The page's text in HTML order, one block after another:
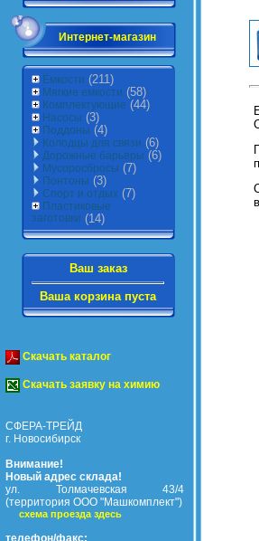
Интернет-магазин
Ёмкости (211)
Мягкие емкости (58)
Комплектующие (44)
Насосы (3)
Поддоны (4)
Колодцы для связи (6)
Дорожные барьеры (6)
Мусоросбросы (7)
Понтоны (3)
Спорт и отдых (7)
Пластиковые
заготовки (14)
Ваш заказ
Ваша корзина пуста
Скачать каталог
Скачать заявку на химию
СФЕРА-ТРЕЙД
г. Новосибирск
Внимание!
Новый адрес склада!
ул. Толмачевская 43/4
(территория ООО "Машкомплект")
схема проезда здесь
телефон/факс: